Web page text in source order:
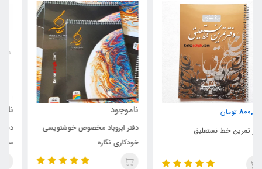
ناموجود
دفتر ابروباد مخصوص خوشنویسی
ناموجود
دفتر خوشنویسی باریک گلاسه
سفید 20 برگی